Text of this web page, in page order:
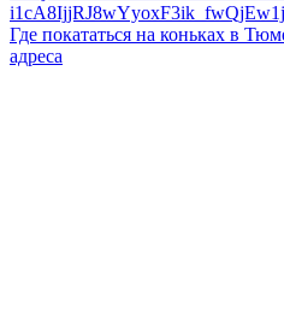
Где покататься на коньках в
адреса